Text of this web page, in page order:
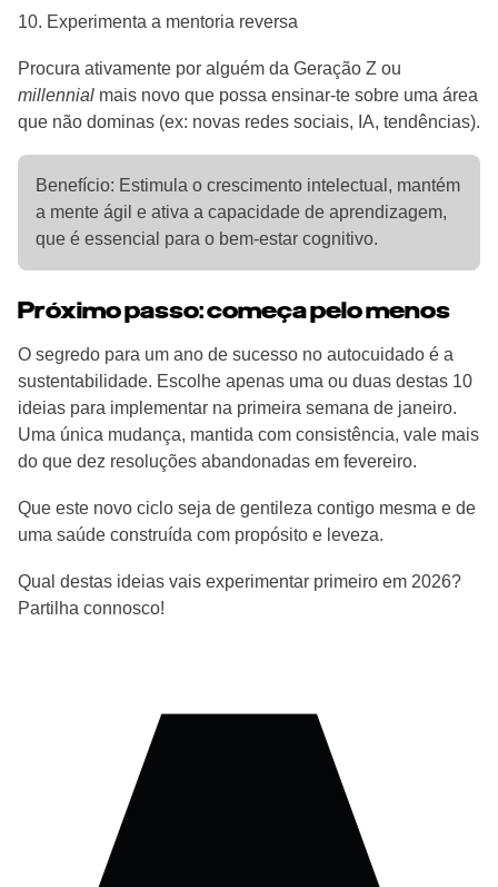
10. Experimenta a mentoria reversa
Procura ativamente por alguém da Geração Z ou
millennial mais novo que possa ensinar-te sobre uma área
que não dominas (ex: novas redes sociais, IA, tendências).
Benefício: Estimula o crescimento intelectual, mantém
a mente ágil e ativa a capacidade de aprendizagem,
que é essencial para o bem-estar cognitivo.
Próximo passo: começa pelo menos
O segredo para um ano de sucesso no autocuidado é a
sustentabilidade. Escolhe apenas uma ou duas destas 10
ideias para implementar na primeira semana de janeiro.
Uma única mudança, mantida com consistência, vale mais
do que dez resoluções abandonadas em fevereiro.
Que este novo ciclo seja de gentileza contigo mesma e de
uma saúde construída com propósito e leveza.
Qual destas ideias vais experimentar primeiro em 2026?
Partilha connosco!